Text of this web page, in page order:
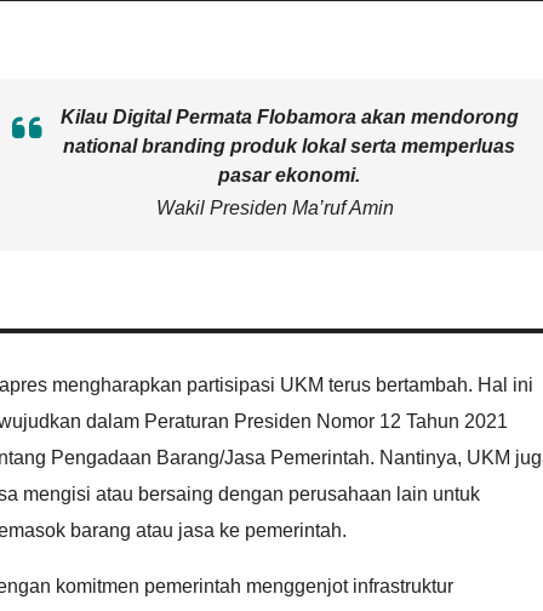
Kilau Digital Permata Flobamora akan mendorong
national branding produk lokal serta memperluas
pasar ekonomi.
Wakil Presiden Ma’ruf Amin
mengharapkan partisipasi UKM terus bertambah. Hal ini
dalam Peraturan Presiden Nomor 12 Tahun 2021
Pengadaan Barang/Jasa Pemerintah. Nantinya, UKM
mengisi atau bersaing dengan perusahaan lain untuk
barang atau jasa ke pemerintah.
komitmen pemerintah menggenjot infrastruktur